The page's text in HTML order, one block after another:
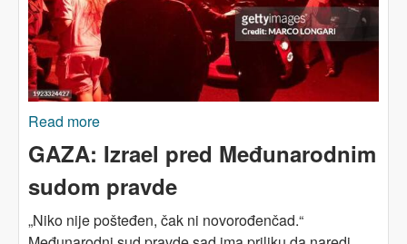
Read more
nakon 7. oktobra
GAZA: Izrael pred Međunarodnim
sudom pravde
„Niko nije pošteđen, čak ni novorođenčad.“